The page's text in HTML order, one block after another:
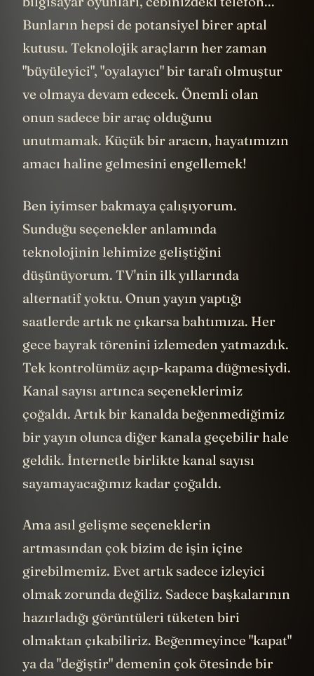
Bunların hepsi de potansiyel birer aptal
kutusu. Teknolojik araçların her zaman
"büyüleyici", "oyalayıcı" bir tarafı olmuştur
ve olmaya devam edecek. Önemli olan
onun sadece bir araç olduğunu
unutmamak. Küçük bir aracın, hayatımızın
amacı haline gelmesini engellemek!
Ben iyimser bakmaya çalışıyorum.
Sunduğu seçenekler anlamında
teknolojinin lehimize geliştiğini
düşünüyorum. TV'nin ilk yıllarında
alternatif yoktu. Onun yayın yaptığı
saatlerde artık ne çıkarsa bahtımıza. Her
gece bayrak törenini izlemeden yatmazdık.
Tek kontrolümüz açıp-kapama düğmesiydi.
Kanal sayısı artınca seçeneklerimiz
çoğaldı. Artık bir kanalda beğenmediğimiz
bir yayın olunca diğer kanala geçebilir hale
geldik. İnternetle birlikte kanal sayısı
sayamayacağımız kadar çoğaldı.
Ama asıl gelişme seçeneklerin
artmasından çok bizim de işin içine
girebilmemiz. Evet artık sadece izleyici
olmak zorunda değiliz. Sadece başkalarının
hazırladığı görüntüleri tüketen biri
olmaktan çıkabiliriz. Beğenmeyince "kapat"
ya da "değiştir" demenin çok ötesinde bir